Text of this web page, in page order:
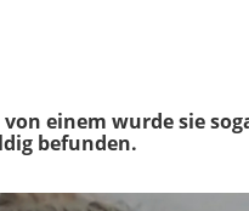
einem wurde sie
befunden.